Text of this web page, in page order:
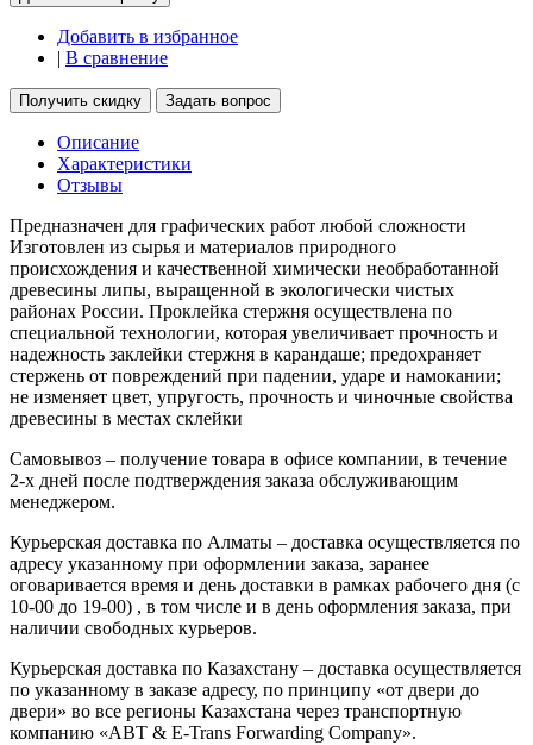
Добавить в избранное
| В сравнение
Получить скидку Задать вопрос
Описание
Характеристики
Отзывы
Предназначен для графических работ любой сложности
Изготовлен из сырья и материалов природного
происхождения и качественной химически необработанной
древесины липы, выращенной в экологически чистых
районах России. Проклейка стержня осуществлена по
специальной технологии, которая увеличивает прочность и
надежность заклейки стержня в карандаше; предохраняет
стержень от повреждений при падении, ударе и намокании;
не изменяет цвет, упругость, прочность и чиночные свойства
древесины в местах склейки
Самовывоз – получение товара в офисе компании, в течение
2-х дней после подтверждения заказа обслуживающим
менеджером.
Курьерская доставка по Алматы – доставка осуществляется по
адресу указанному при оформлении заказа, заранее
оговаривается время и день доставки в рамках рабочего дня (с
10-00 до 19-00) , в том числе и в день оформления заказа, при
наличии свободных курьеров.
Курьерская доставка по Казахстану – доставка осуществляется
по указанному в заказе адресу, по принципу «от двери до
двери» во все регионы Казахстана через транспортную
компанию «ABT & E-Trans Forwarding Company».